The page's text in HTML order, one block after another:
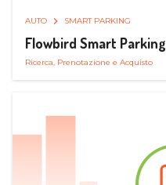
AUTO SMART PARKING
Flowbird Smart Parking
Ricerca, Prenotazione e Acquisto